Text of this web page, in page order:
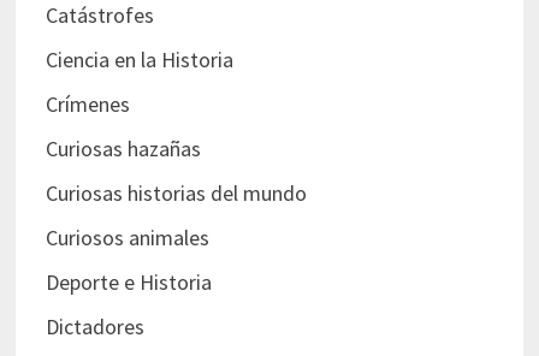
Catástrofes
Ciencia en la Historia
Crímenes
Curiosas hazañas
Curiosas historias del mundo
Curiosos animales
Deporte e Historia
Dictadores